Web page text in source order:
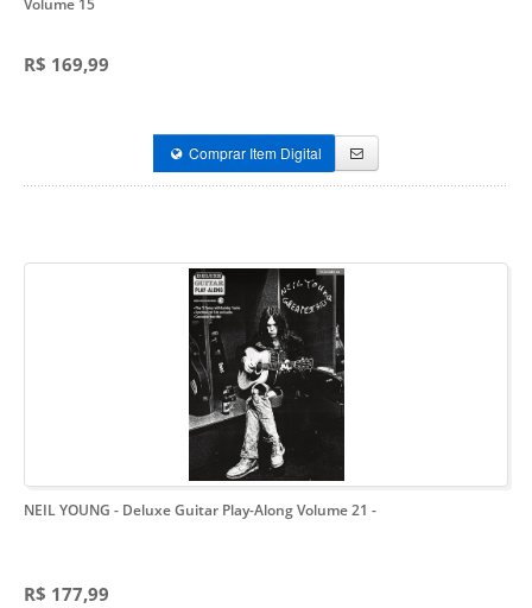
Volume 15
R$ 169,99
Comprar Item Digital
NEIL YOUNG - Deluxe Guitar Play-Along Volume 21 -
R$ 177,99